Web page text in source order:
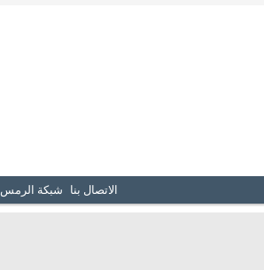
الاتصال بنا شبكة الرمس